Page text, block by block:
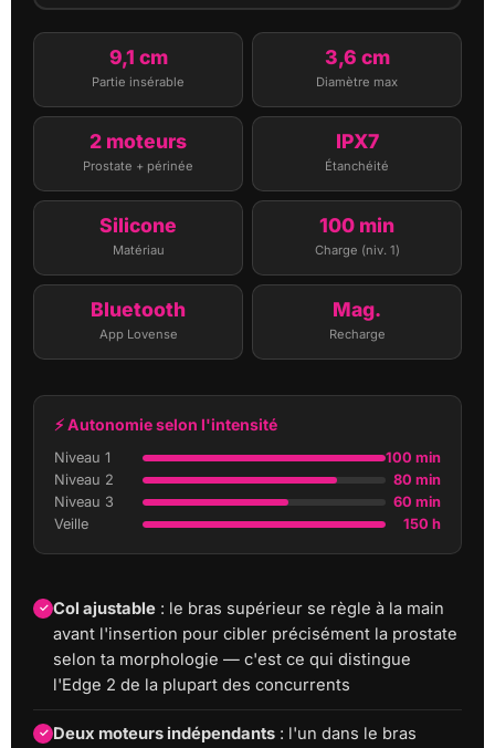
9,1 cm
Partie insérable
3,6 cm
Diamètre max
2 moteurs
Prostate + périnée
IPX7
Étanchéité
Silicone
Matériau
100 min
Charge (niv. 1)
Bluetooth
App Lovense
Mag.
Recharge
⚡ Autonomie selon l'intensité
Niveau 1
100 min
Niveau 2
80 min
Niveau 3
60 min
Veille
150 h
Col ajustable : le bras supérieur se règle à la main
avant l'insertion pour cibler précisément la prostate
selon ta morphologie — c'est ce qui distingue
l'Edge 2 de la plupart des concurrents
Deux moteurs indépendants : l'un dans le bras